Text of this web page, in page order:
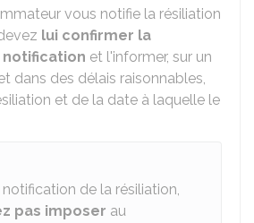
vous notifie la résiliation
lui confirmer la
et l'informer, sur un
dans des délais raisonnables,
et de la date à laquelle le
de la résiliation,
pas imposer au